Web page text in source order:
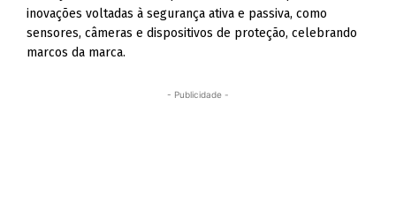
inovações voltadas à segurança ativa e passiva, como
sensores, câmeras e dispositivos de proteção, celebrando
marcos da marca.
- Publicidade -